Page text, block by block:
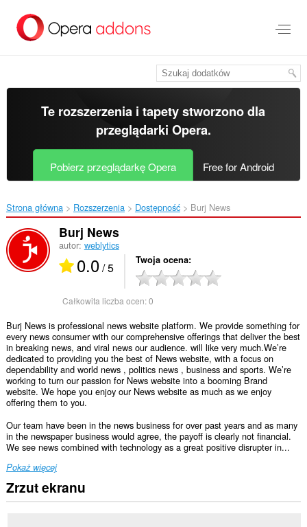
treści
Te rozszerzenia i tapety stworzono dla
przeglądarki Opera.
Pobierz przeglądarkę Opera Free for Android
Strona główna Rozszerzenia Dostępność Burj News‎
Burj News
autor: weblytics
0.0/ 5 Twoja ocena
Całkowita liczba ocen:0
Burj News is professional news website platform. We provide something for
every news consumer with our comprehensive offerings that deliver the best
in breaking news, and viral news our audience. will like very much.We’re
dedicated to providing you the best of News website, with a focus on
dependability and world news , politics news , business and sports. We’re
working to turn our passion for News website into a booming Brand
website. We hope you enjoy our News website as much as we enjoy
offering them to you.
Our team have been in the news business for over past years and as many
in the newspaper business would agree, the payoff is clearly not financial.
We see news combined with technology as a great positive disrupter in...
Pokaż więcej
Zrzut ekranu